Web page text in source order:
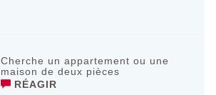
Cherche un appartement ou une
maison de deux pièces
RÉAGIR